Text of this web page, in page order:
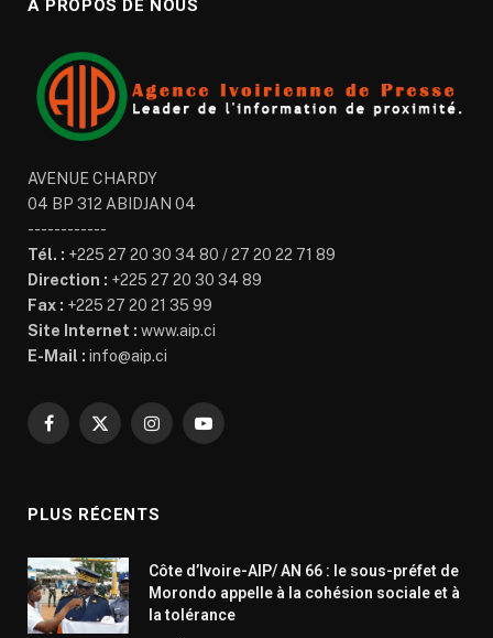
À PROPOS DE NOUS
AVENUE CHARDY
04 BP 312 ABIDJAN 04
------------
Tél. : +225 27 20 30 34 80 / 27 20 22 71 89
Direction : +225 27 20 30 34 89
Fax : +225 27 20 21 35 99
Site Internet : www.aip.ci
E-Mail : info@aip.ci
Facebook
X
InstagramYouTube
PLUS RÉCENTS
Côte d’Ivoire-AIP/ AN 66 : le sous-préfet de
Morondo appelle à la cohésion sociale et à
la tolérance